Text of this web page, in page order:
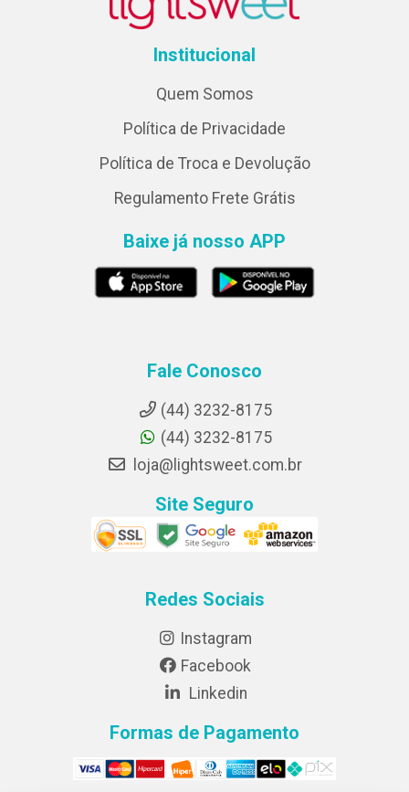
Institucional
Quem Somos
Política de Privacidade
Política de Troca e Devolução
Regulamento Frete Grátis
Baixe já nosso APP
Fale Conosco
(44) 3232-8175
(44) 3232-8175
loja@lightsweet.com.br
Site Seguro
Redes Sociais
Instagram
Facebook
Linkedin
Formas de Pagamento